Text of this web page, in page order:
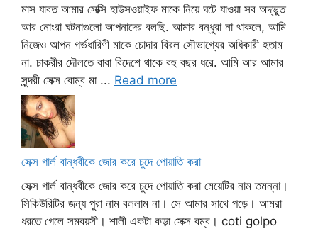
মাস যাবত আমার সেক্সি হাউসওয়াইফ মাকে নিয়ে ঘটে যাওয়া সব অদ্ভুত
আর নোংরা ঘটনাগুলো আপনাদের বলছি. আমার বন্ধুরা না থাকলে, আমি
নিজেও আপন গর্ভধারিণী মাকে চোদার বিরল সৌভাগ্যের অধিকারী হতাম
না. চাকরীর দৌলতে বাবা বিদেশে থাকে বহু বছর ধরে. আমি আর আমার
সুন্দরী সেক্স বোম্ব মা ... Read more
সেক্স গার্ল বান্ধবীকে জোর করে চুদে পোয়াতি করা
সেক্স গার্ল বান্ধবীকে জোর করে চুদে পোয়াতি করা মেয়েটির নাম তমন্না।
সিকিউরিটির জন্য পুরা নাম বললাম না। সে আমার সাথে পড়ে। আমরা
ধরতে গেলে সমবয়সী। শালী একটা কড়া সেক্স বম্ব। coti golpo